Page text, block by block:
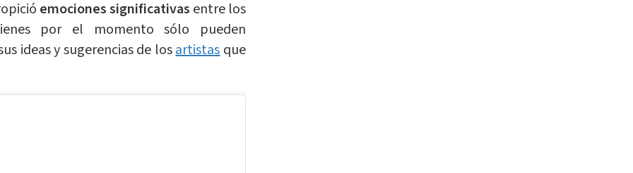
emociones significativas entre los
por el momento sólo pueden
ideas y sugerencias de losartistasque